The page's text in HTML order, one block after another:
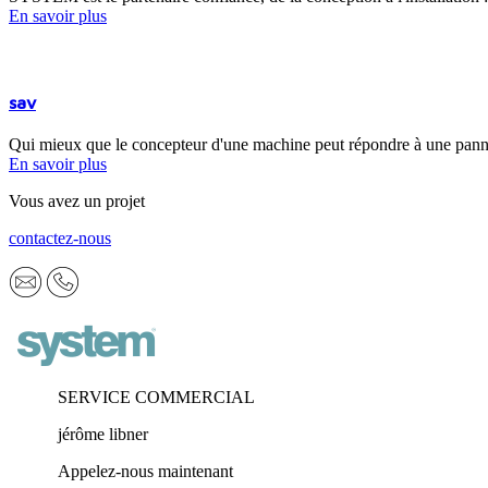
En savoir plus
sav
Qui mieux que le concepteur d'une machine peut répondre à une
En savoir plus
Vous avez un projet
contactez-nous
SERVICE COMMERCIAL
jérôme libner
Appelez-nous maintenant